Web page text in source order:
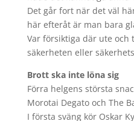
Det går fort när det väl
här efteråt är man bara
Var försiktiga där ute och
säkerheten eller
Brott ska inte löna sig
Förra helgens största
Morotai Degato och The
I första sväng kör Oskar